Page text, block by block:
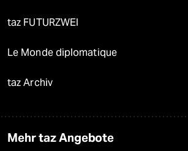
taz FUTURZWEI
Le Monde diplomatique
taz Archiv
Mehr taz Angebote